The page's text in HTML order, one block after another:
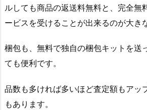
ルしても商品の返送料無料と、完全無
ービスを受けることが出来るのが大き
梱包も、無料で独自の梱包キットを送
ても便利です。
品数も多ければ多いほど査定額もアッ
もあります。